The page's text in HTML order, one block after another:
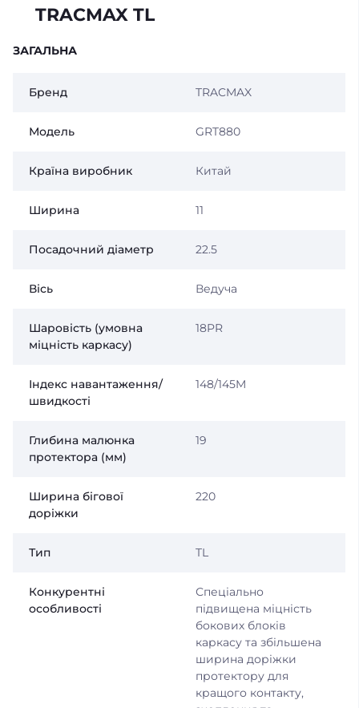
TRACMAX TL
ЗАГАЛЬНА
Бренд TRACMAX
Модель GRT880
Країна виробник Китай
Ширина 11
Посадочний діаметр 22.5
Вісь Ведуча
Шаровість (умовна
міцність каркасу)
18PR
Індекс навантаження/
швидкості
148/145M
Глибина малюнка
протектора (мм)
19
Ширина бігової
доріжки
220
Тип TL
Конкурентні
особливості
Спеціально
підвищена міцність
бокових блоків
каркасу та збільшена
ширина доріжки
протектору для
кращого контакту,